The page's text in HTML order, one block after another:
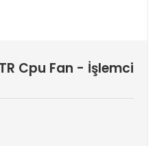
Cpu Fan - İşlemci